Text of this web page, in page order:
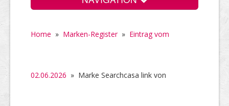
Home » Marken-Register» Eintrag vom
02.06.2026 » Marke Searchcasa link von